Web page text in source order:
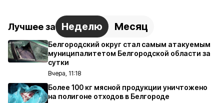
Лучшее за Неделю Месяц
Белгородский округ стал самым атакуемым
муниципалитетом Белгородской области за
сутки
Вчера, 11:18
Более 100 кг мясной продукции уничтожено
на полигоне отходов в Белгороде